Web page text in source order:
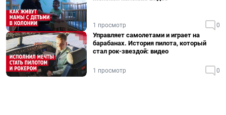
1 просмотр 0
Управляет самолетами и играет на
барабанах. История пилота, который
стал рок-звездой: видео
1 просмотр 0